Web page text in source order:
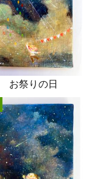
お祭りの日